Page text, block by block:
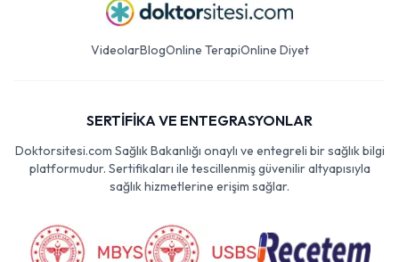
VideolarBlogOnline TerapiOnline Diyet
SERTİFİKA VE ENTEGRASYONLAR
Doktorsitesi.com Sağlık Bakanlığı onaylı ve entegreli bir sağlık bilgi
platformudur. Sertifikaları ile tescillenmiş güvenilir altyapısıyla
sağlık hizmetlerine erişim sağlar.